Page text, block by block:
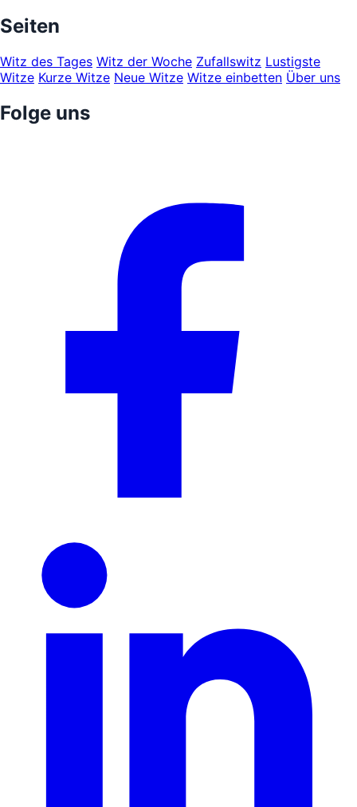
Seiten
Witz des Tages Witz der Woche Zufallswitz Lustigste
Witze Kurze Witze Neue Witze Witze einbetten Über uns
Folge uns